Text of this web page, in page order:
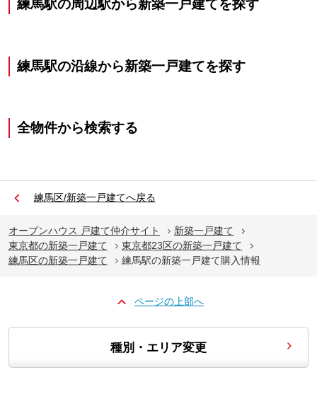
練馬駅の周辺駅から新築一戸建てを探す
練馬駅の沿線から新築一戸建てを探す
全物件から検索する
練馬区/新築一戸建てへ戻る
オープンハウス 戸建て仲介サイト
新築一戸建て
東京都の新築一戸建て
東京都23区の新築一戸建て
練馬区の新築一戸建て
練馬駅の新築一戸建て購入情報
ページの上部へ
種別・エリア変更